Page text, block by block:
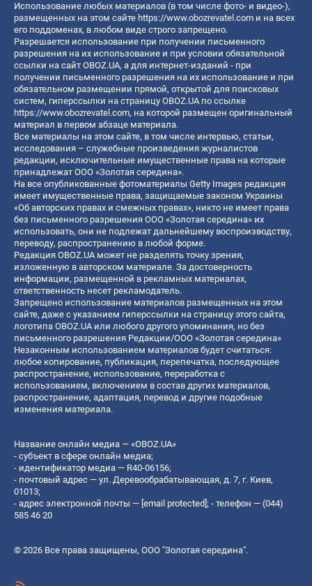
Использование любых материалов (в том числе фото- и видео-),
размещенных на этом сайте https://www.obozrevatel.com и на всех
его поддоменах, в любом виде строго запрещено.
Разрешается использование при получении письменного
разрешения на их использование и при условии обязательной
ссылки на сайт OBOZ.UA, а для интернет-изданий - при
получении письменного разрешения на их использование и при
обязательном размещении прямой, открытой для поисковых
систем, гиперссылки на страницу OBOZ.UA по ссылке
https://www.obozrevatel.com, на которой размещен оригинальный
материал в первом абзаце материала.
Все материалы на этом сайте, в том числе интервью, статьи,
исследования – служебные произведения журналистов
редакции, исключительные имущественные права на которые
принадлежат ООО «Золотая середина».
На все опубликованные фотоматериалы Getty Images редакция
имеет имущественные права, защищаемые законом Украины
«Об авторских правах и смежных правах», никто не имеет права
без письменного разрешения ООО «Золотая середина» их
использовать, они не подлежат дальнейшему воспроизводству,
переводу, распространению в любой форме.
Редакция OBOZ.UA может не разделять точку зрения,
изложенную в авторском материале. За достоверность
информации, размещенной в рекламных материалах,
ответственность несет рекламодатель.
Запрещено использование материалов размещенных на этом
сайте, даже с указанием гиперссылки на страницу этого сайта,
логотипа OBOZ.UA или любого другого упоминания, но без
письменного разрешения Редакции/ООО «Золотая середина»
Незаконным использованием материалов будет считаться:
любое копирование, публикация, перепечатка, последующее
распространение, использование, переработка с
использованием, включением в состав других материалов,
распространение, адаптация, перевод и другие подобные
изменения материала.
Название онлайн медиа — «OBOZ.UA»
- субъект в сфере онлайн медиа;
- идентификатор медиа — R40-06156;
- почтовый адрес — ул. Деревообрабатывающая, д. 7, г. Киев,
01013;
- адрес электронной почты — [email protected] ; - телефон — (044)
585 46 20
© 2026 Все права защищены, ООО "Золотая середина".